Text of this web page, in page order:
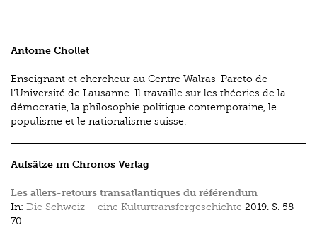
Antoine Chollet
Enseignant et chercheur au Centre Walras-Pareto de
l’Université de Lausanne. Il travaille sur les théories de la
démocratie, la philosophie politique contemporaine, le
populisme et le nationalisme suisse.
Aufsätze im Chronos Verlag
Les allers-retours transatlantiques du référendum
In: Die Schweiz – eine Kulturtransfergeschichte 2019. S. 58–
70